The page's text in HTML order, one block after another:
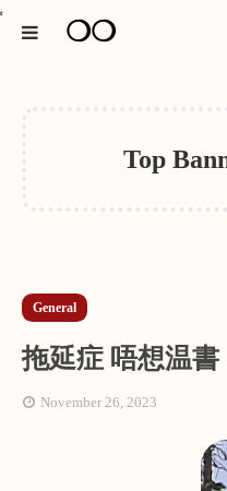
❍❍
Top
General
拖延症 唔想温書
November 26, 2023